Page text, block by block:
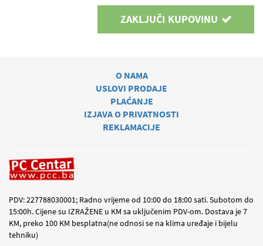
ZAKLJUČI KUPOVINU
O NAMA
USLOVI PRODAJE
PLAĆANJE
IZJAVA O PRIVATNOSTI
REKLAMACIJE
PDV: 227788030001; Radno vrijeme od 10:00 do 18:00 sati. Subotom do
15:00h. Cijene su IZRAŽENE u KM sa uključenim PDV-om. Dostava je 7
KM, preko 100 KM besplatna(ne odnosi se na klima uređaje i bijelu
tehniku)